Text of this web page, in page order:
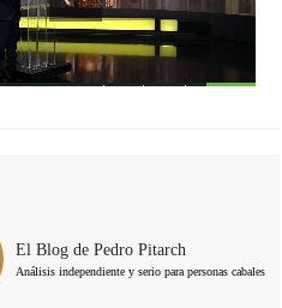
El Blog de Pedro Pitarch
Análisis independiente y serio para personas cabales